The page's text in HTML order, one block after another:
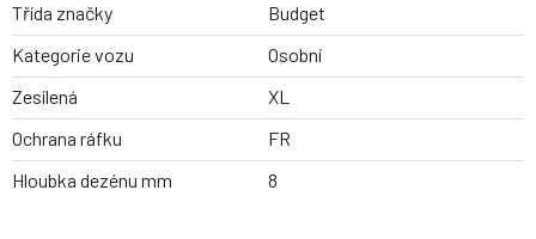
Třída značky
Budget
Kategorie vozu
Osobní
Zesílená
XL
Ochrana ráfku
FR
Hloubka dezénu mm
8